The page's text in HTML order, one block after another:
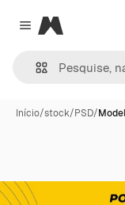
Close menu
Magnific
Início/stock/PSD/